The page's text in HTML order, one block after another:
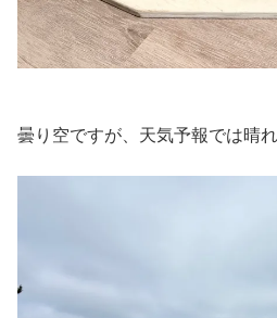
曇り空ですが、天気予報では晴